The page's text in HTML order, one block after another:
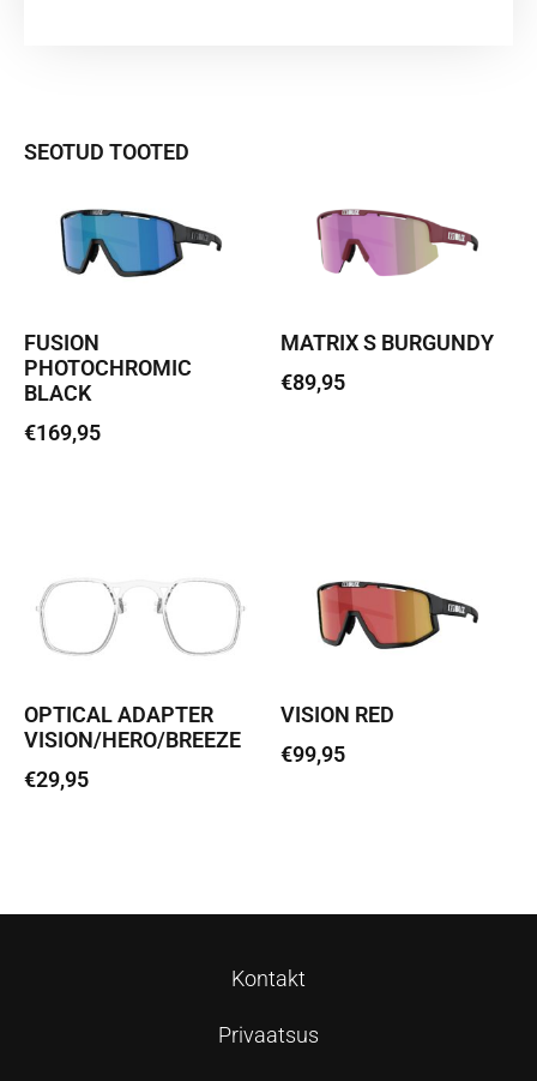
SEOTUD TOOTED
FUSION
PHOTOCHROMIC
BLACK
€169,95
MATRIX S BURGUNDY
€89,95
OPTICAL ADAPTER
VISION/HERO/BREEZE
€29,95
VISION RED
€99,95
Kontakt
Privaatsus